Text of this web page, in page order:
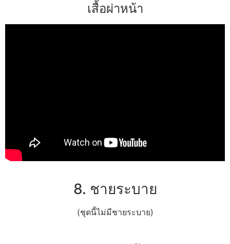
เสื้อผ่าหน้า
8. ชายระบาย
(ชุดนี้ไม่มีชายระบาย)